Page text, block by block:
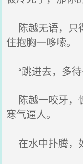
陈越无语，只
住抱胸一哆嗦。
“跳进去，多待
陈越一咬牙，
寒气逼人。
在水中扑腾，